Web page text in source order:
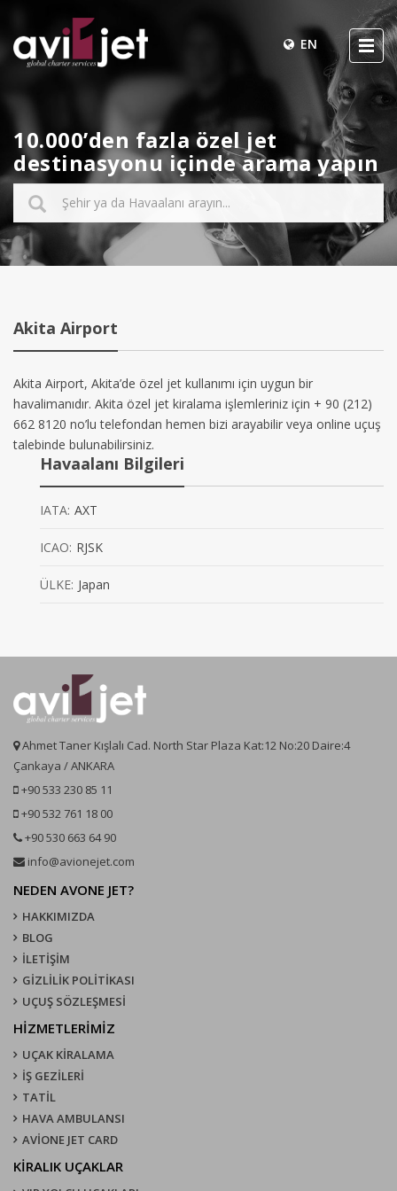
EN
10.000’den fazla özel jet
destinasyonu içinde arama yapın
Akita Airport
Akita Airport, Akita’de özel jet kullanımı için uygun bir
havalimanıdır. Akita özel jet kiralama işlemleriniz için + 90 (212)
662 8120 no’lu telefondan hemen bizi arayabilir veya online uçuş
talebinde bulunabilirsiniz.
Havaalanı Bilgileri
IATA: AXT
ICAO: RJSK
ÜLKE: Japan
Ahmet Taner Kışlalı Cad. North Star Plaza Kat:12 No:20 Daire:4
Çankaya / ANKARA
+90 533 230 85 11
+90 532 761 18 00
+90 530 663 64 90
info@avionejet.com
NEDEN AVONE JET?
HAKKIMIZDA
BLOG
İLETİŞİM
GİZLİLİK POLİTİKASI
UÇUŞ SÖZLEŞMESI
HİZMETLERİMİZ
UÇAK KIRALAMA
İŞ GEZİLERİ
TATİL
HAVA AMBULANSI
AVİONE JET CARD
KIRALIK UÇAKLAR